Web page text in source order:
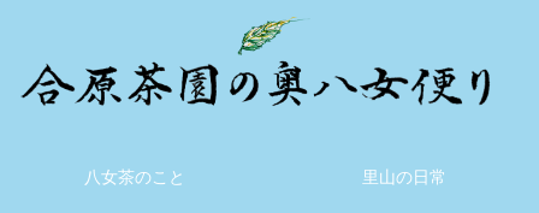
八女茶のこと 里山の日常